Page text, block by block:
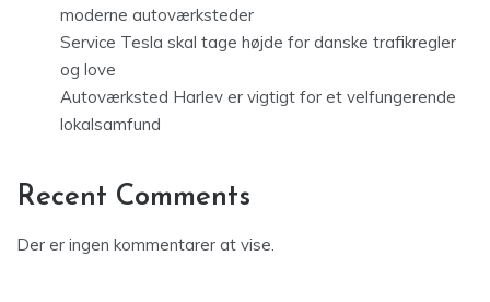
moderne autoværksteder
Service Tesla skal tage højde for danske trafikregler
og love
Autoværksted Harlev er vigtigt for et velfungerende
lokalsamfund
Recent Comments
Der er ingen kommentarer at vise.